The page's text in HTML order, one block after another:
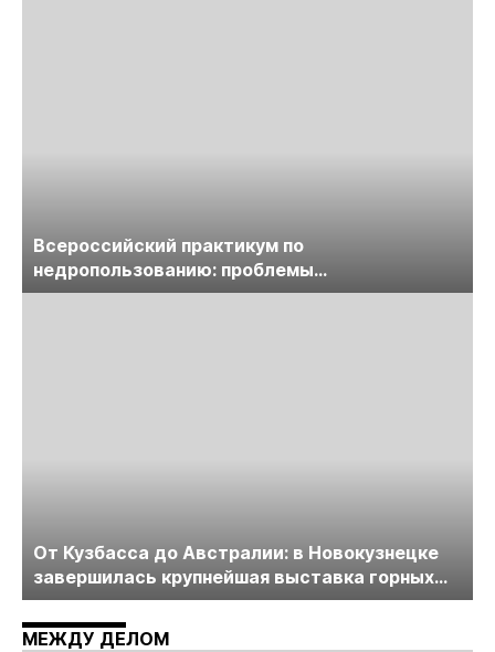
Всероссийский практикум по
недропользованию: проблемы
лицензирования, цифровизации, экспертизы
От Кузбасса до Австралии: в Новокузнецке
завершилась крупнейшая выставка горных
технологий «Недра России. Уголь России и
Майнинг»
МЕЖДУ ДЕЛОМ